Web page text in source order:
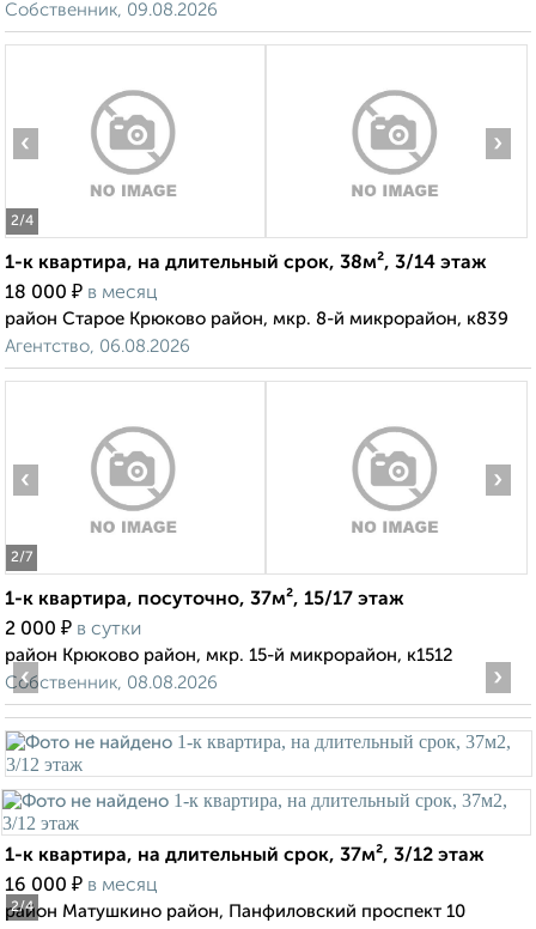
Собственник, 09.08.2026
2/4
‹ ›
1-к квартира, на длительный срок, 38м², 3/14 этаж
18 000 ₽ в месяц
район Старое Крюково район, мкр. 8-й микрорайон, к839
Агентство, 06.08.2026
2/7
‹ ›
1-к квартира, посуточно, 37м², 15/17 этаж
2 000 ₽ в сутки
район Крюково район, мкр. 15-й микрорайон, к1512
Собственник, 08.08.2026
2/4
‹ ›
1-к квартира, на длительный срок, 37м², 3/12 этаж
16 000 ₽ в месяц
район Матушкино район, Панфиловский проспект 10